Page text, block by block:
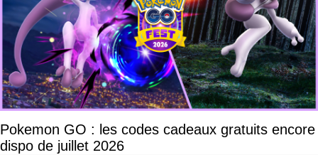
Pokemon GO : les codes cadeaux gratuits encore
dispo de juillet 2026